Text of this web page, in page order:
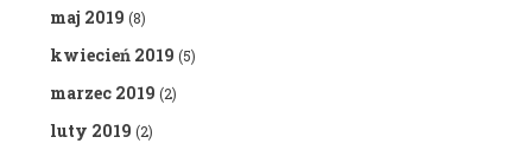
maj 2019 (8)
kwiecień 2019 (5)
marzec 2019 (2)
luty 2019 (2)